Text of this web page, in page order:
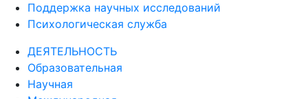
Поддержка научных исследований
Психологическая служба
ДЕЯТЕЛЬНОСТЬ
Образовательная
Научная